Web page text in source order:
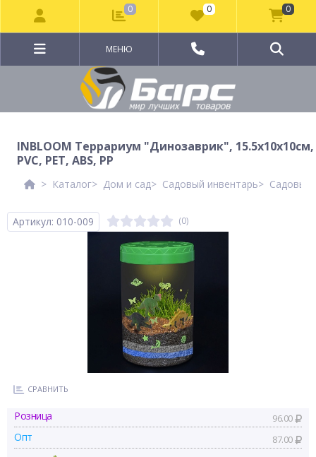
МЕНЮ
INBLOOM Террариум "Динозаврик", 15.5х10х10см,
PVC, PET, ABS, PP
Каталог Дом и сад Садовый инвентарь Садовый
Артикул: 010-009 (0)
СРАВНИТЬ
Розница 96.00
Опт 87.00
0 0 0